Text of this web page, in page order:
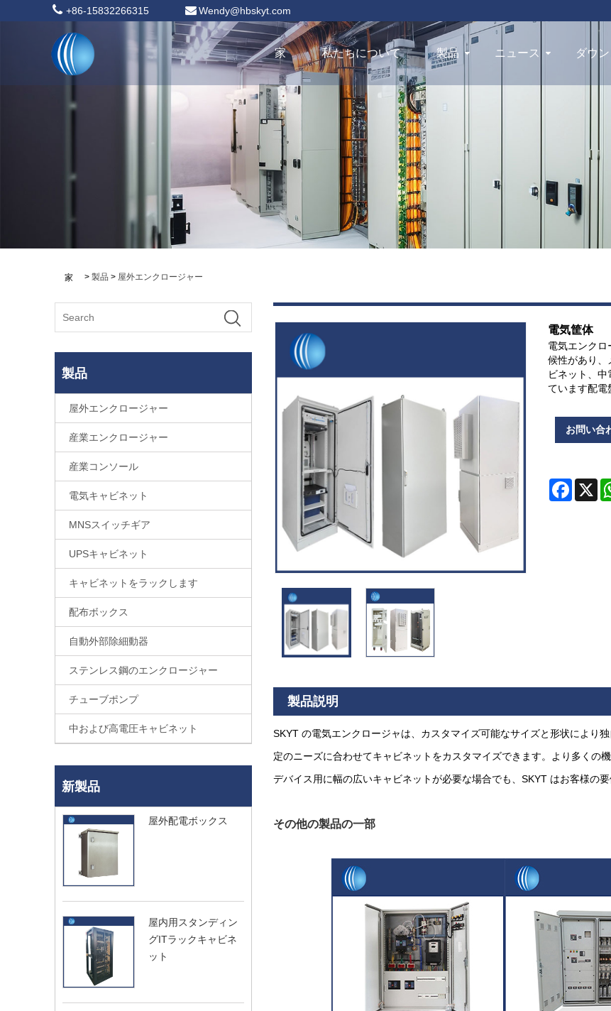
+86-15832266315 Wendy@hbskyt.com
家 私たちについて 製品 ニュース ダウ
家 > 製品 > 屋外エンクロージャー
製品
屋外エンクロージャー
産業エンクロージャー
産業コンソール
電気キャビネット
MNSスイッチギア
UPSキャビネット
キャビネットをラックします
配布ボックス
自動外部除細動器
ステンレス鋼のエンクロージャー
チューブポンプ
中および高電圧キャビネット
新製品
屋外配電ボックス
屋内用スタンディン
グITラックキャビネ
ット
電気筐体
電気エンク
候性があり、
ビネット、
ています配電
お問い合
X
製品説明
SKYT の電気エンクロージャは、カスタマイズ可能なサイズと形状により
定のニーズに合わせてキャビネットをカスタマイズできます。より多くの
デバイス用に幅の広いキャビネットが必要な場合でも、SKYT はお客様の
その他の製品の一部